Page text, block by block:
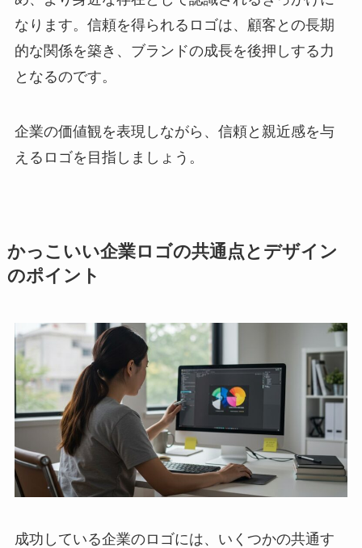
なります。信頼を得られるロゴは、顧客との長期
的な関係を築き、ブランドの成長を後押しする力
となるのです。
企業の価値観を表現しながら、信頼と親近感を与
えるロゴを目指しましょう。
かっこいい企業ロゴの共通点とデザイン
のポイント
成功している企業のロゴには、いくつかの共通す